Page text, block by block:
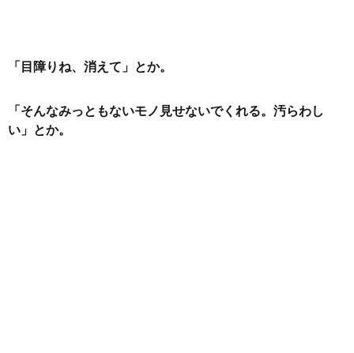
「目障りね、消えて」とか。
「そんなみっともないモノ見せないでくれる。汚らわし
い」とか。